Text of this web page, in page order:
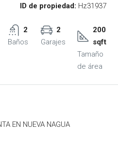
ID de propiedad: Hz31937
2
Baños
2
Garajes
200
sqft
Tamaño
de área
EN NUEVA NAGUA